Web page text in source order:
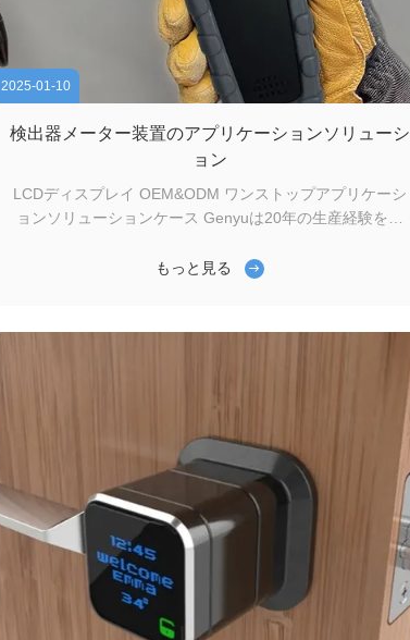
2025-01-10
検出器メーター装置のアプリケーションソリューシ
ョン
LCDディスプレイ OEM&ODM ワンストップアプリケーシ
ョンソリューションケース Genyuは20年の生産経験を持
のLCDソリューションを提供します.これらのデバイスには
ーマンスを確保できます産業用測定,環境監視,医療診断を
と読みやすさ 異なる照明条件下での優れた可視性太陽光で
読み取れる選択肢がある 高コントラスト比率で 鮮明で鮮
明な読み取りができます カスタマイズできる...
もっと見る